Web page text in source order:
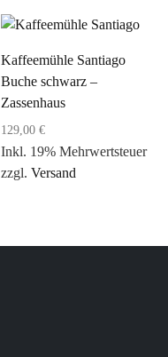
Kaffeemühle Santiago
Buche schwarz –
Zassenhaus
129,00 €
Inkl. 19% Mehrwertsteuer
zzgl. Versand